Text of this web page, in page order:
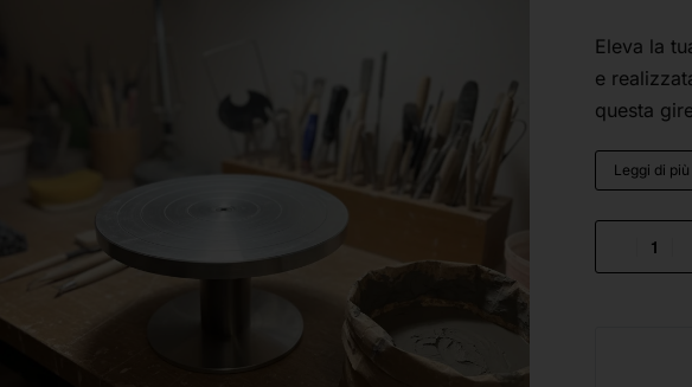
Eleva la
e
questa
Leggi di più